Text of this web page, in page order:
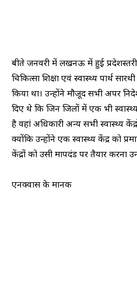
बीते जनवरी में लखनऊ में हुई
चिकित्सा शिक्षा एवं स्वास्थ्य पार्थ
किया था। उन्होंने मौजूद सभी अपर
दिए थे कि जिन जिलों में एक भी
है वहां अधिकारी अन्य सभी स्वास्थ्य
क्योंकि उन्होंने एक स्वास्थ्य केंद्र को
केंद्रों को उसी मापदंड पर तैयार करना
एनक्वास के मानक